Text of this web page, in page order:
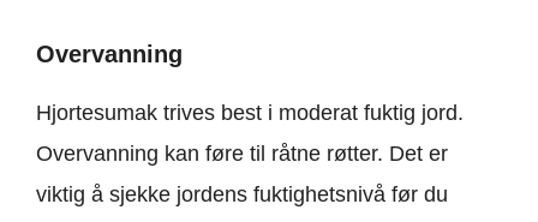
Overvanning
Hjortesumak trives best i moderat fuktig jord.
Overvanning kan føre til råtne røtter. Det er
viktig å sjekke jordens fuktighetsnivå før du